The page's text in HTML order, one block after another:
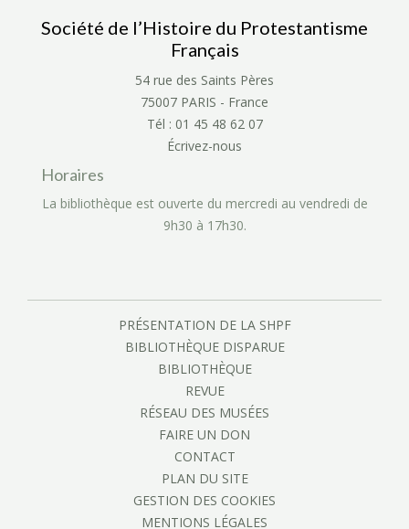
Société de l’Histoire du Protestantisme
Français
54 rue des Saints Pères
75007 PARIS - France
Tél : 01 45 48 62 07
Écrivez-nous
Horaires
La bibliothèque est ouverte du mercredi au vendredi de
9h30 à 17h30.
PRÉSENTATION DE LA SHPF
BIBLIOTHÈQUE DISPARUE
BIBLIOTHÈQUE
REVUE
RÉSEAU DES MUSÉES
FAIRE UN DON
CONTACT
PLAN DU SITE
GESTION DES COOKIES
MENTIONS LÉGALES